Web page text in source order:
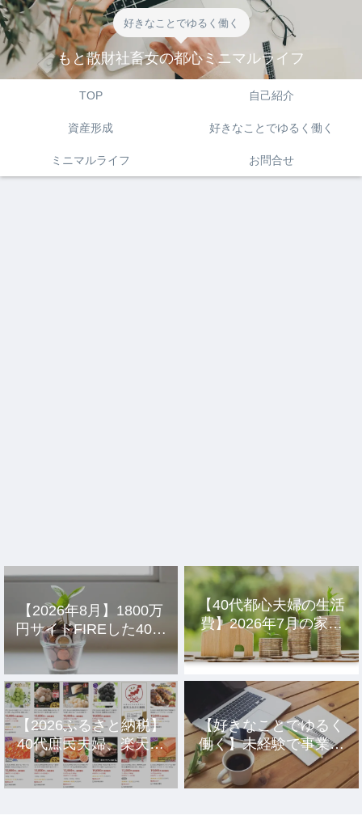
好きなことでゆるく働く
もと散財社畜女の都心ミニマルライフ
TOP 自己紹介
資産形成 好きなことでゆるく働く
ミニマルライフ お問合せ
【2026年8月】1800万
円サイドFIREした40代
主婦の投資結果公開
【40代都心夫婦の生活
費】2026年7月の家計
簿公開
【2026ふるさと納税】
40代庶民夫婦、楽天市
場のおすすめ返礼品10
選。
【好きなことでゆるく
働く】未経験で事業を
立ち上げ10年、元社畜
アラサー女の話。